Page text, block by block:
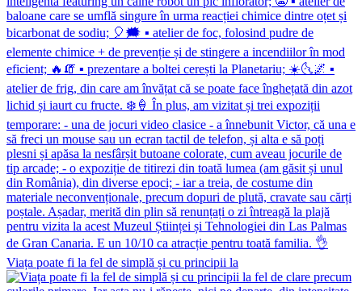
Viața poate fi la fel de simplă și cu principii la